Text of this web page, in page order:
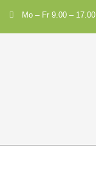
Mo – Fr 9.00 – 17.00